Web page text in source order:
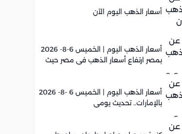
أسعار الذهب اليوم الآن
أسعار الذهب اليوم | الخميس 6-8- 2026
بمصر ارتفاع أسعار الذهب في مصر حيث
أسعار الذهب اليوم | الخميس 6 -8- 2026
بالإمارات.. تحديث يومي